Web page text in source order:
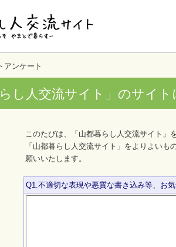
ンケート
らし人交流サイト」のサイ
このたびは、「山都暮らし人交流サイト」
「山都暮らし人交流サイト」をよりよい
願いいたします。
Q1.不適切な表現や悪質な書き込み等、お